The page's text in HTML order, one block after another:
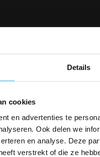
Details
cookies
en advertenties te
Ook delen we
en analyse. Deze
verstrekt of die ze
€ 150,- excl. BTW
Inschrijven
ONTVANG
OP
PAK